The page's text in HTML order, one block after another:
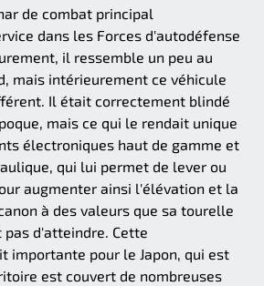
de combat principal
dans les Forces d'autodéfense
il ressemble un peu au
mais intérieurement ce véhicule
Il était correctement blindé
mais ce qui le rendait unique
électroniques haut de gamme et
qui lui permet de lever ou
augmenter ainsi l'élévation et la
à des valeurs que sa tourelle
d'atteindre. Cette
importante pour le Japon, qui est
est couvert de nombreuses